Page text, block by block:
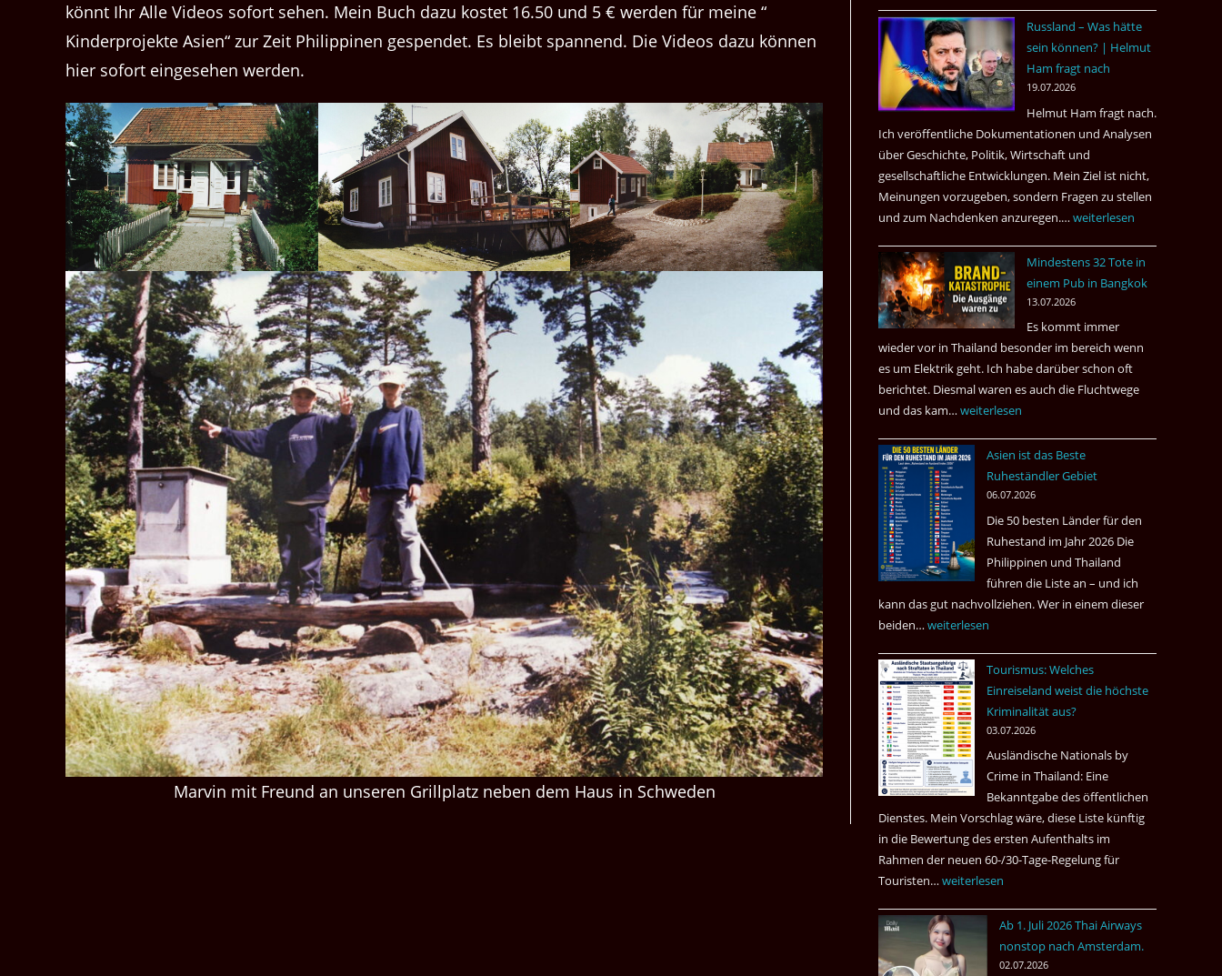
könnt Ihr Alle Videos sofort sehen. Mein Buch dazu kostet 16.50 und 5 € werden für meine “
Kinderprojekte Asien“ zur Zeit Philippinen gespendet. Es bleibt spannend. Die Videos dazu können
hier sofort eingesehen werden.
Marvin mit Freund an unseren Grillplatz neben dem Haus in Schweden
aufgeklärt
3
Tote
kamen
Russland – Was hätte
sein können? | Helmut
Ham fragt nach
19.07.2026
Helmut Ham fragt nach.
Ich veröffentliche Dokumentationen und Analysen
über Geschichte, Politik, Wirtschaft und
gesellschaftliche Entwicklungen. Mein Ziel ist nicht,
Meinungen vorzugeben, sondern Fragen zu stellen
und zum Nachdenken anzuregen.… Russland
Was
hätte
sein
können?
|
Helmut
Ham
nach
weiterlesen
Mindestens 32 Tote in
einem Pub in Bangkok
13.07.2026
Es kommt immer
wieder vor in Thailand besonder im bereich wenn
es um Elektrik geht. Ich habe darüber schon oft
berichtet. Diesmal waren es auch die Fluchtwege
und das kam…Mindestens
Tote
einem
in
Bangkok
weiterlesen
Asien ist das Beste
Ruheständler Gebiet
06.07.2026
Die 50 besten Länder für den
Ruhestand im Jahr 2026 Die
Philippinen und Thailand
führen die Liste an – und ich
kann das gut nachvollziehen. Wer in einem dieser
beiden… Asien
das
Beste
Ruheständler
Gebiet
weiterlesen
Tourismus: Welches
Einreiseland weist die höchste
Kriminalität aus?
03.07.2026
Ausländische Nationals by
Crime in Thailand: Eine
Bekanntgabe des öffentlichen
Dienstes. Mein Vorschlag wäre, diese Liste künftig
in die Bewertung des ersten Aufenthalts im
Rahmen der neuen 60-/30-Tage-Regelung für
Touristen…Tourismus:
Einreiseland
weist
die
weiterlesen
Ab 1. Juli 2026 Thai Airways
nonstop nach Amsterdam.
02.07.2026